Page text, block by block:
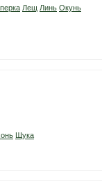
Лещ Линь Окунь
Щука